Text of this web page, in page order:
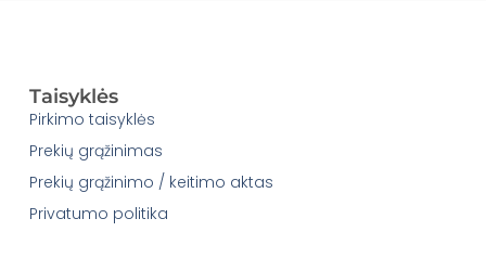
Taisyklės
Pirkimo taisyklės
Prekių grąžinimas
Prekių grąžinimo / keitimo aktas
Privatumo politika